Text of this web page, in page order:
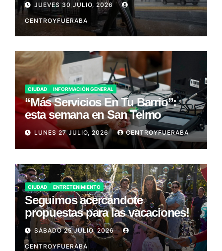
JUEVES 30 JULIO, 2026
CENTROYFUERABA
CIUDAD INFORMACIÓN GENERAL
“Más Servicios En Tu Barrio”:
esta semana en San Telmo
LUNES 27 JULIO, 2026 CENTROYFUERABA
CIUDAD ENTRETENIMIENTO
Seguimos acercándote
propuestas para las vacaciones!
SÁBADO 25 JULIO, 2026
CENTROYFUERABA